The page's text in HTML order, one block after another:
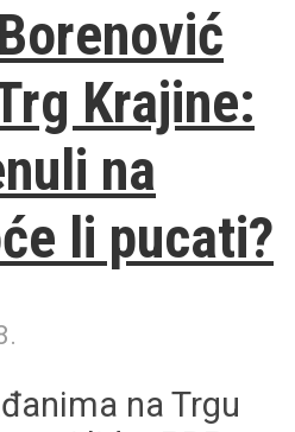
Krajine:
na
li pucati?
na Trgu